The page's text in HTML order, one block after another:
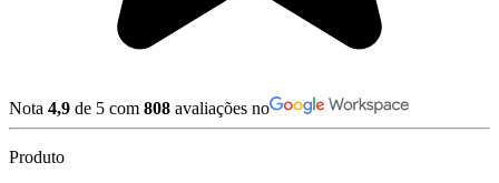
Nota 4,9 de 5 com 808 avaliações no
Produto